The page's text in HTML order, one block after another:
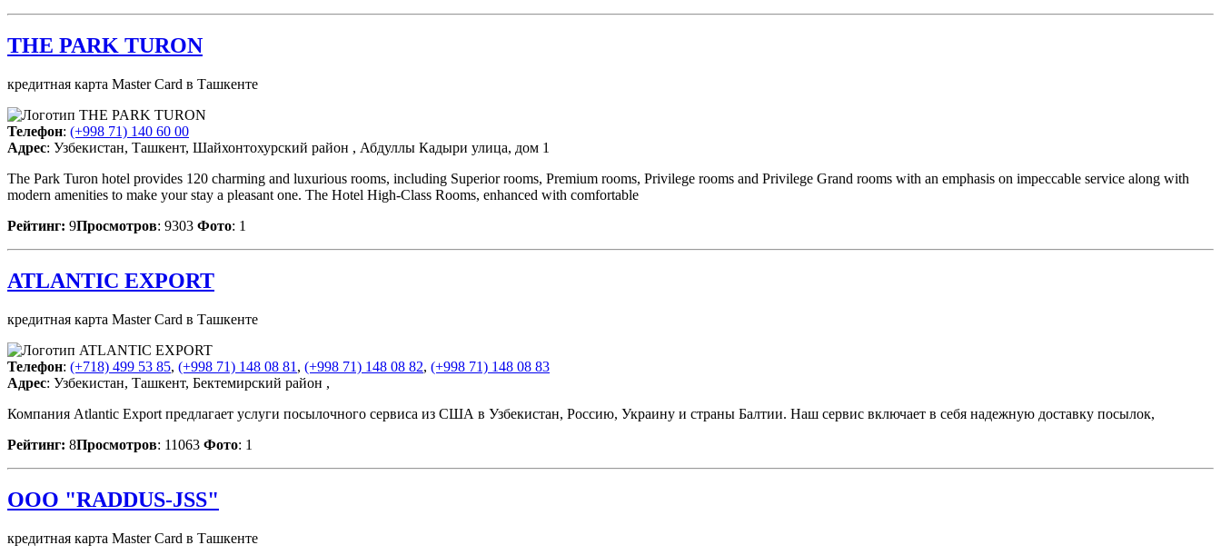
THE PARK TURON
кредитная карта Master Card в Ташкенте
Телефон: (+998 71) 140 60 00
Адрес: Узбекистан, Ташкент, Шайхонтохурский район , Абдуллы Кадыри улица, дом 1
The Park Turon hotel provides 120 charming and luxurious rooms, including Superior rooms, Premium rooms, Privilege rooms and Privilege Grand rooms with an emphasis on impeccable service along with
modern amenities to make your stay a pleasant one. The Hotel High-Class Rooms, enhanced with comfortable
Рейтинг: 9Просмотров: 9303 Фото: 1
ATLANTIC EXPORT
кредитная карта Master Card в Ташкенте
Телефон: (+718) 499 53 85, (+998 71) 148 08 81 , (+998 71) 148 08 82, (+998 71) 148 08 83
Адрес: Узбекистан, Ташкент, Бектемирский район ,
Компания Atlantic Export предлагает услуги посылочного сервиса из США в Узбекистан, Россию, Украину и страны Балтии. Наш сервис включает в себя надежную доставку посылок,
Рейтинг: 8Просмотров: 11063 Фото: 1
OOO "RADDUS-JSS"
кредитная карта Master Card в Ташкенте